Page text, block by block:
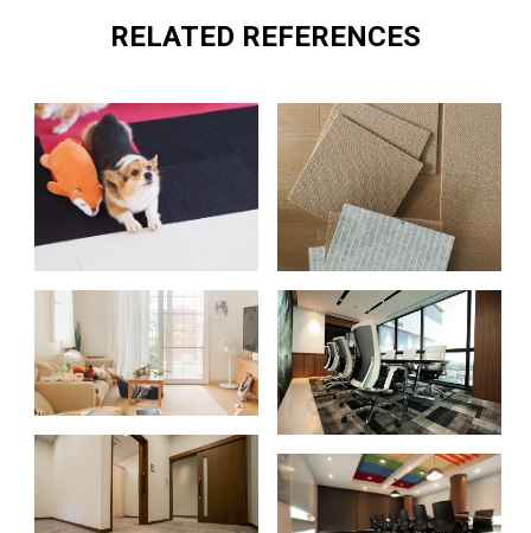
RELATED REFERENCES